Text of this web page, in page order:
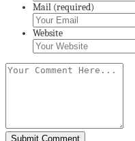
Mail (required)
Website